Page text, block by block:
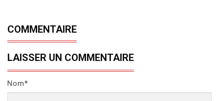
COMMENTAIRE
LAISSER UN COMMENTAIRE
Nom*